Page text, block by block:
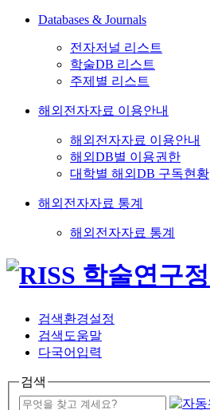
Databases & Journals
전자저널 리스트
학술DB 리스트
주제별 리스트
해외전자자료 이용안내
해외전자자료 이용안내
해외DB별 이용권한
대학별 해외DB 구독현황
해외전자자료 통계
해외전자자료 통계
검색환경설정
검색도움말
다국어입력
검색